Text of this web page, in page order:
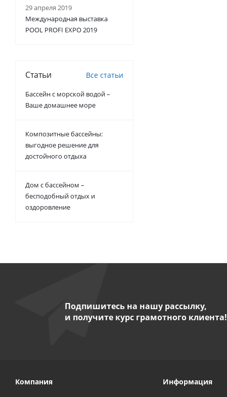
29 апреля 2019
Международная выставка
POOL PROFI EXPO 2019
Статьи Все статьи
Бассейн с морской водой –
Ваше домашнее море
Композитные бассейны:
выгодное решение для
достойного отдыха
Дом с бассейном –
бесподобный отдых и
оздоровление
Подпишитесь на нашу рассылку,
и получите курс грамотного клиента!
Компания Информация